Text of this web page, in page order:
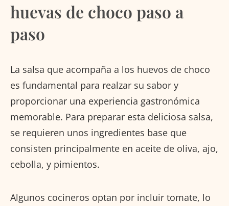
huevas de choco paso a
paso
La salsa que acompaña a los huevos de choco
es fundamental para realzar su sabor y
proporcionar una experiencia gastronómica
memorable. Para preparar esta deliciosa salsa,
se requieren unos ingredientes base que
consisten principalmente en aceite de oliva, ajo,
cebolla, y pimientos.
Algunos cocineros optan por incluir tomate, lo